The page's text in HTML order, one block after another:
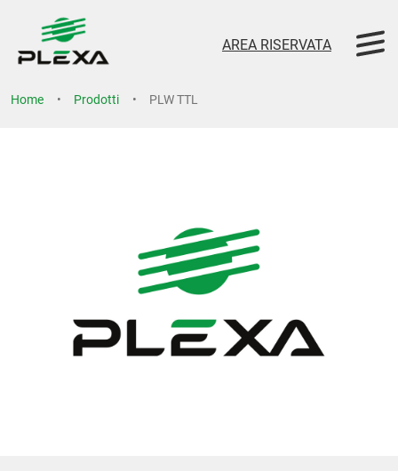
AREA RISERVATA
Home Prodotti PLW TTL